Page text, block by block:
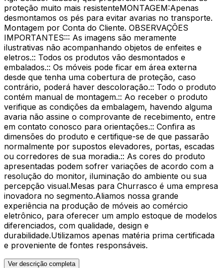
proteção muito mais resistenteMONTAGEM:Apenas
desmontamos os pés para evitar avarias no transporte.
Montagem por Conta do Cliente. OBSERVAÇÕES
IMPORTANTES::: As imagens são meramente
ilustrativas não acompanhando objetos de enfeites e
eletros.:: Todos os produtos vão desmontados e
embalados.:: Os móveis pode ficar em área externa
desde que tenha uma cobertura de proteção, caso
contrário, poderá haver descoloração.:: Todo o produto
contém manual de montagem.:: Ao receber o produto
verifique as condições da embalagem, havendo alguma
avaria não assine o comprovante de recebimento, entre
em contato conosco para orientações.:: Confira as
dimensões do produto e certifique-se de que passarão
normalmente por supostos elevadores, portas, escadas
ou corredores de sua moradia.:: As cores do produto
apresentadas podem sofrer variações de acordo com a
resolução do monitor, iluminação do ambiente ou sua
percepção visual.Mesas para Churrasco é uma empresa
inovadora no segmento.Aliamos nossa grande
experiência na produção de móveis ao comércio
eletrônico, para oferecer um amplo estoque de modelos
diferenciados, com qualidade, design e
durabilidade.Utilizamos apenas matéria prima certificada
e proveniente de fontes responsáveis.
Ver descrição completa